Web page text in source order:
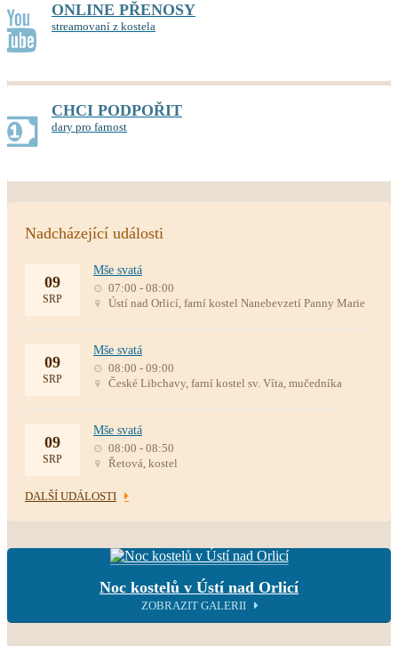
ONLINE PŘENOSY
streamovaní z kostela
CHCI PODPOŘIT
dary pro farnost
Nadcházející události
09
SRP
Mše svatá
07:00 - 08:00
Ústí nad Orlicí, farní kostel Nanebevzetí Panny Marie
09
SRP
Mše svatá
08:00 - 09:00
České Libchavy, farní kostel sv. Víta, mučedníka
09
SRP
Mše svatá
08:00 - 08:50
Řetová, kostel
DALŠÍ UDÁLOSTI
Noc kostelů v Ústí nad Orlicí
ZOBRAZIT GALERII